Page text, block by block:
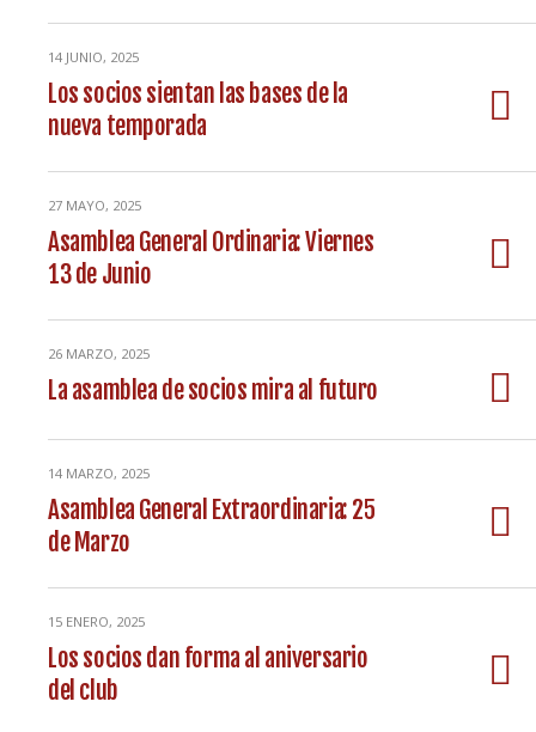
14 JUNIO, 2025
Los socios sientan las bases de la
nueva temporada
27 MAYO, 2025
Asamblea General Ordinaria: Viernes
13 de Junio
26 MARZO, 2025
La asamblea de socios mira al futuro
14 MARZO, 2025
Asamblea General Extraordinaria: 25
de Marzo
15 ENERO, 2025
Los socios dan forma al aniversario
del club